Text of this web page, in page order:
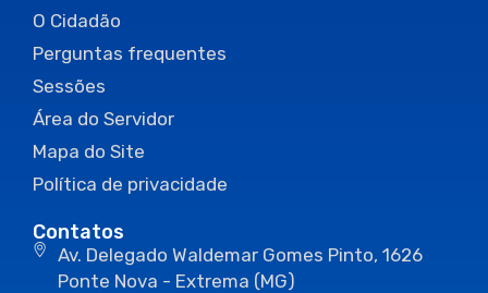
O Cidadão
Perguntas frequentes
Sessões
Área do Servidor
Mapa do Site
Política de privacidade
Contatos
Av. Delegado Waldemar Gomes Pinto, 1626
Ponte Nova - Extrema (MG)